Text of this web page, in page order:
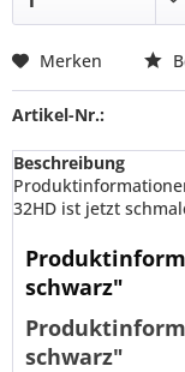
Merken
Artikel-Nr.:
Beschreibung
32HD ist jetzt
schwarz"
schwarz"